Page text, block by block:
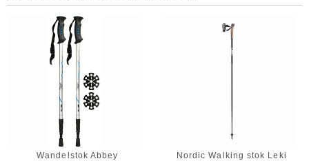
Wandelstok Abbey
Nordic Walking stok Leki